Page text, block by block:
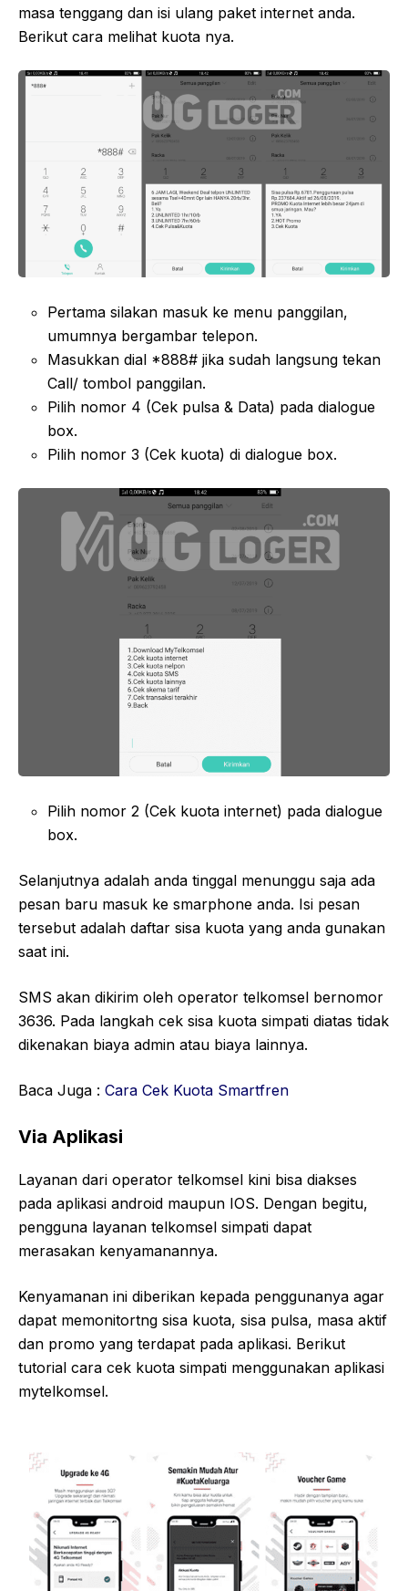
masa tenggang dan isi ulang paket internet anda.
Berikut cara melihat kuota nya.
Pertama silakan masuk ke menu panggilan,
umumnya bergambar telepon.
Masukkan dial *888# jika sudah langsung tekan
Call/ tombol panggilan.
Pilih nomor 4 (Cek pulsa & Data) pada dialogue
box.
Pilih nomor 3 (Cek kuota) di dialogue box.
Pilih nomor 2 (Cek kuota internet) pada dialogue
box.
Selanjutnya adalah anda tinggal menunggu saja ada
pesan baru masuk ke smarphone anda. Isi pesan
tersebut adalah daftar sisa kuota yang anda gunakan
saat ini.
SMS akan dikirim oleh operator telkomsel bernomor
3636. Pada langkah cek sisa kuota simpati diatas tidak
dikenakan biaya admin atau biaya lainnya.
Baca Juga : Cara Cek Kuota Smartfren
Via Aplikasi
Layanan dari operator telkomsel kini bisa diakses
pada aplikasi android maupun IOS. Dengan begitu,
pengguna layanan telkomsel simpati dapat
merasakan kenyamanannya.
Kenyamanan ini diberikan kepada penggunanya agar
dapat memonitortng sisa kuota, sisa pulsa, masa aktif
dan promo yang terdapat pada aplikasi. Berikut
tutorial cara cek kuota simpati menggunakan aplikasi
mytelkomsel.